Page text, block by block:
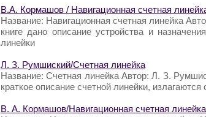
В.А. Кормашов / Навигационная счетная
Название: Навигационная счетная линейка
книге дано описание устройства и
линейки
Л. З. Румшиский/Счетная линейка
Название: Счетная линейка Автор: Л. З.
краткое описание счетной линейки,
В. А. Кормашов/Навигационная счетная